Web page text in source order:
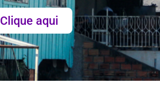
Clique aqui